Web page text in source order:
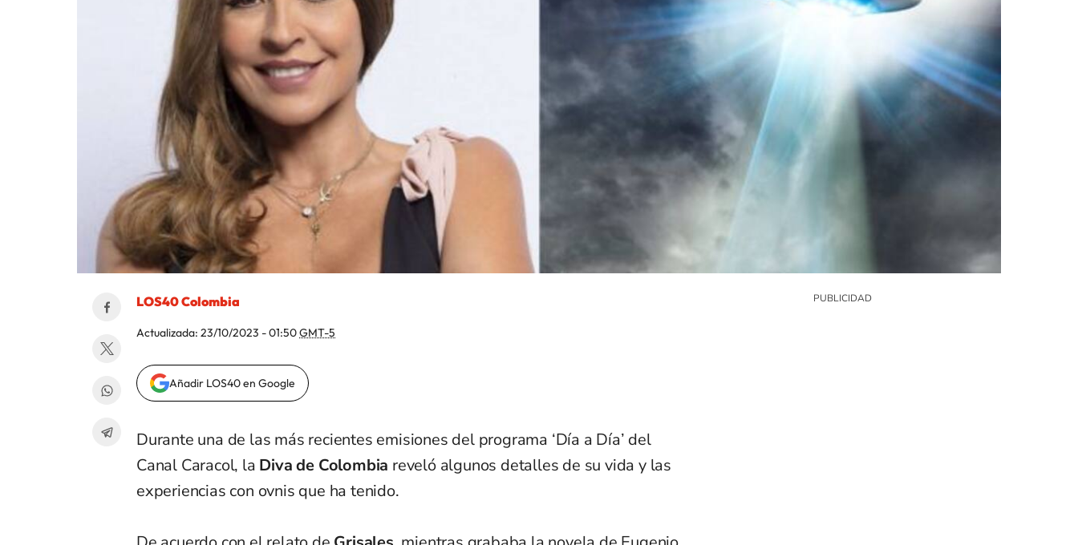
LOS40 Colombia
Actualizada: 23/10/2023 - 01:50GMT-5
Añadir LOS40 en Google
Durante una de las más recientes emisiones del programa ‘Día a Día’ del
Canal Caracol, la Diva de Colombia reveló algunos detalles de su vida y las
experiencias con ovnis que ha tenido.